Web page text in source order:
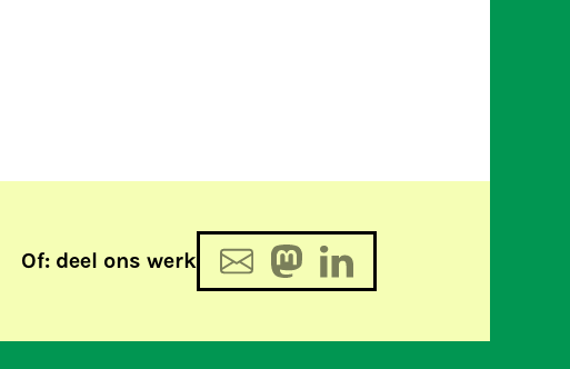
Of: deel ons werk